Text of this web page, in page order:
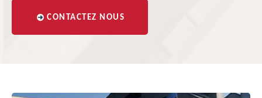
CONTACTEZ NOUS